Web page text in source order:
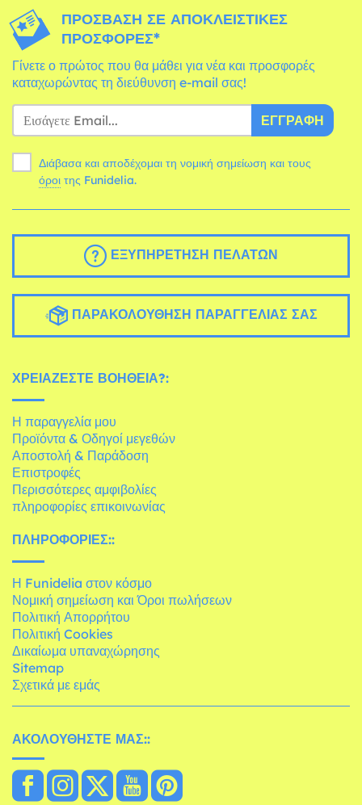
ΠΡΌΣΒΑΣΗ ΣΕ ΑΠΟΚΛΕΙΣΤΙΚΈΣ
ΠΡΟΣΦΟΡΈΣ*
Γίνετε ο πρώτος που θα μάθει για νέα και προσφορές
καταχωρώντας τη διεύθυνση e-mail σας!
ΕΓΓΡΑΦΉ
Διάβασα και αποδέχομαι τη νομική σημείωση και τους
όροι της Funidelia.
ΕΞΥΠΗΡΈΤΗΣΗ ΠΕΛΑΤΏΝ
ΠΑΡΑΚΟΛΟΎΘΗΣΗ ΠΑΡΑΓΓΕΛΊΑΣ ΣΑΣ
ΧΡΕΙΆΖΕΣΤΕ ΒΟΉΘΕΙΑ?:
Η παραγγελία μου
Προϊόντα & Οδηγοί μεγεθών
Αποστολή & Παράδοση
Επιστροφές
Περισσότερες αμφιβολίες
πληροφορίες επικοινωνίας
ΠΛΗΡΟΦΟΡΊΕΣ::
Η Funidelia στον κόσμο
Νομική σημείωση και Όροι πωλήσεων
Πολιτική Απορρήτου
Πολιτική Cookies
Δικαίωμα υπαναχώρησης
Sitemap
Σχετικά με εμάς
ΑΚΟΛΟΥΘΉΣΤΕ ΜΑΣ::